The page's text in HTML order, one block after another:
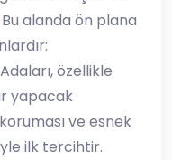
alanda ön plana
özellikle
yapacak
ve esnek
ilk tercihtir.